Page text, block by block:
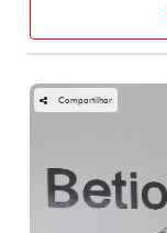
Compartilhar